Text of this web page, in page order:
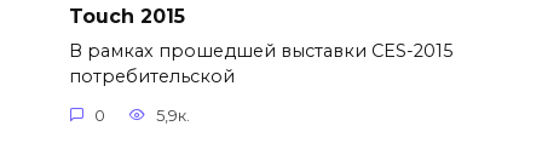
Touch 2015
В рамках прошедшей выставки CES-2015
потребительской
0 5,9к.